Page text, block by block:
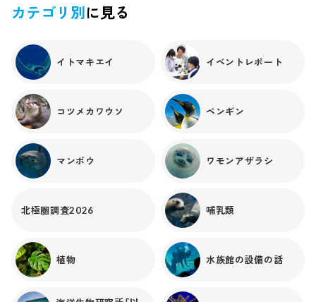
「頭隠して尻隠さず」と言いますが、これは「尻隠して頭隠さ
ず」の状態にもなっていて、それが交互に繰り返されているみ
が、他の生物もよく観察してみるとレアな行動をしているか
もしれません。ぜひお時間のある時にじっくり観察してみて
カテゴリ別に見る
イトマキエイ イベントレポート
コツメカワウソ ペンギン
マンボウ ワモンアザラシ
北極圏調査2026 哺乳類
植物 水族館の設備の話